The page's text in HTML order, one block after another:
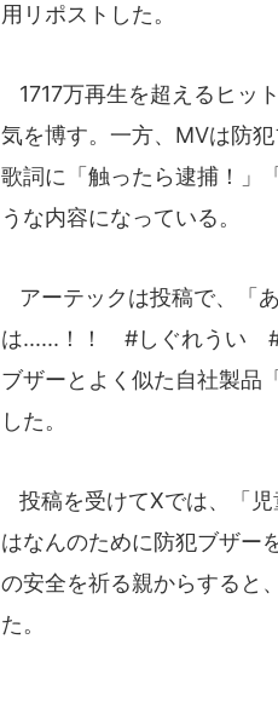
用リポストした。
1717万再生を超えるヒッ
気を博す。一方、MVは防
歌詞に「触ったら逮捕！」
うな内容になっている。
アーテックは投稿で、「
は......！！ #しぐれうい #
ブザーとよく似た自社製品
した。
投稿を受けてXでは、「
はなんのために防犯ブザー
の安全を祈る親からすると
た。